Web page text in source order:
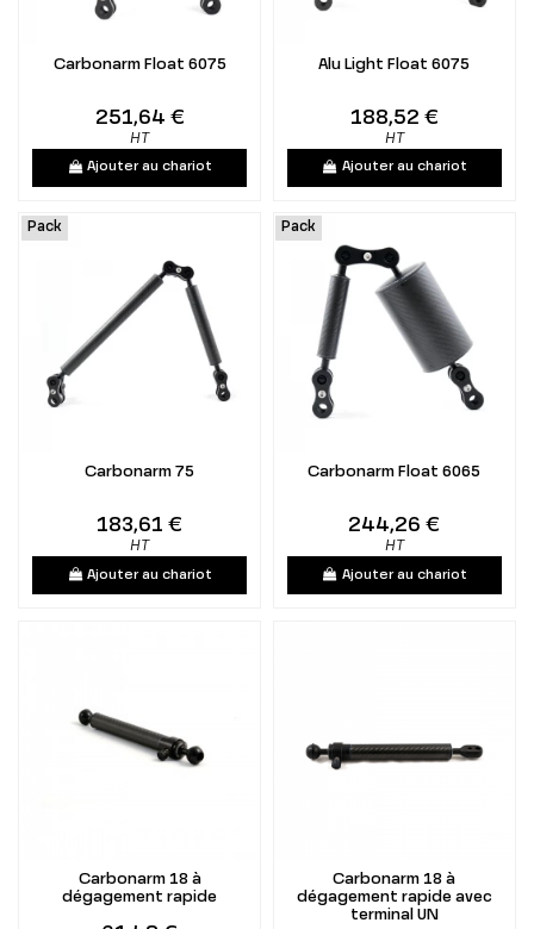
Carbonarm Float 6075
251,64 €
HT
Ajouter au chariot
Alu Light Float 6075
188,52 €
HT
Ajouter au chariot
Pack
Carbonarm 75
183,61 €
HT
Ajouter au chariot
Pack
Carbonarm Float 6065
244,26 €
HT
Ajouter au chariot
Carbonarm 18 à
dégagement rapide
Carbonarm 18 à
dégagement rapide avec
terminal UN